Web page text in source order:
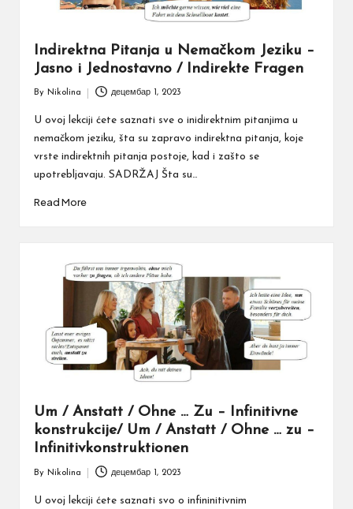
Indirektna Pitanja u Nemačkom Jeziku –
Jasno i Jednostavno / Indirekte Fragen
by
By Nikolina децембар 1, 2023
U ovoj lekciji ćete saznati sve o inidirektnim pitanjima u
nemačkom jeziku, šta su zapravo indirektna pitanja, koje
vrste indirektnih pitanja postoje, kad i zašto se
upotrebljavaju. SADRŽAJ Šta su…
Read More
Um / Anstatt / Ohne … Zu – Infinitivne
konstrukcije/ Um / Anstatt / Ohne … zu –
Infinitivkonstruktionen
by
By Nikolina децембар 1, 2023
U ovoj lekciji ćete saznati svo o infininitivnim